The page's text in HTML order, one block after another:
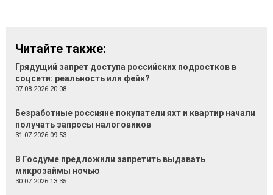
Читайте также:
Грядущий запрет доступа российских подростков в
соцсети: реальность или фейк?
07.08.2026 20:08
Безработные россияне покупатели яхт и квартир начали
получать запросы налоговиков
31.07.2026 09:53
В Госдуме предложили запретить выдавать
микрозаймы ночью
30.07.2026 13:35